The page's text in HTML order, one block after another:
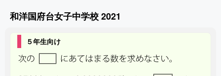
和洋国府台女子中学校 2021
５年生向け